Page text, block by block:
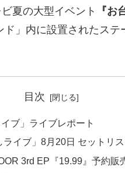
夏の大型イベント
『お
」内に設置されたステ
目次
イブ」ライブレポート
ライブ」8月20日 セットリス
3rd EP『19.99』予約販